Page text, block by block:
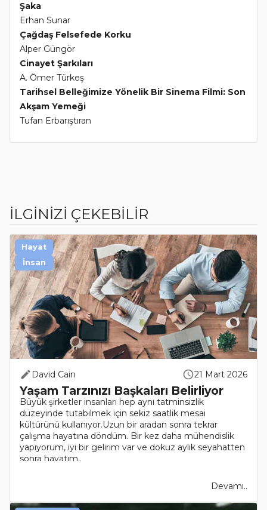
Şaka
Erhan Sunar
Çağdaş Felsefede Korku
Alper Güngör
Cinayet Şarkıları
A. Ömer Türkeş
Tarihsel Belleğimize Yönelik Bir Sinema Filmi: Son
Akşam Yemeği
Tufan Erbarıştıran
İLGİNİZİ ÇEKEBİLİR
David Cain 21 Mart 2026
Yaşam Tarzınızı Başkaları Belirliyor
Büyük şirketler insanları hep aynı tatminsizlik
düzeyinde tutabilmek için sekiz saatlik mesai
kültürünü kullanıyor.Uzun bir aradan sonra tekrar
çalışma hayatına döndüm. Bir kez daha mühendislik
yapıyorum, iyi bir gelirim var ve dokuz aylık seyahatten
sonra hayatım..
Devamı..
Hayat
İnsan